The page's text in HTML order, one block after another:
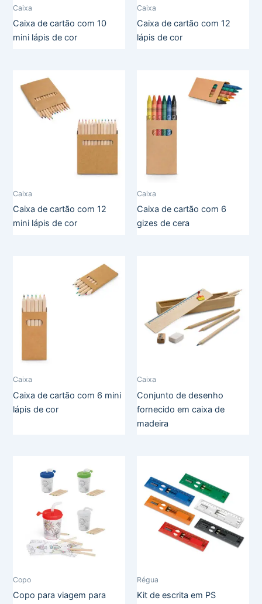
Caixa
Caixa de cartão com 10
mini lápis de cor
Caixa
Caixa de cartão com 12
lápis de cor
Caixa
Caixa de cartão com 12
mini lápis de cor
Caixa
Caixa de cartão com 6
gizes de cera
Caixa
Caixa de cartão com 6 mini
lápis de cor
Caixa
Conjunto de desenho
fornecido em caixa de
madeira
Copo
Copo para viagem para
Régua
Kit de escrita em PS